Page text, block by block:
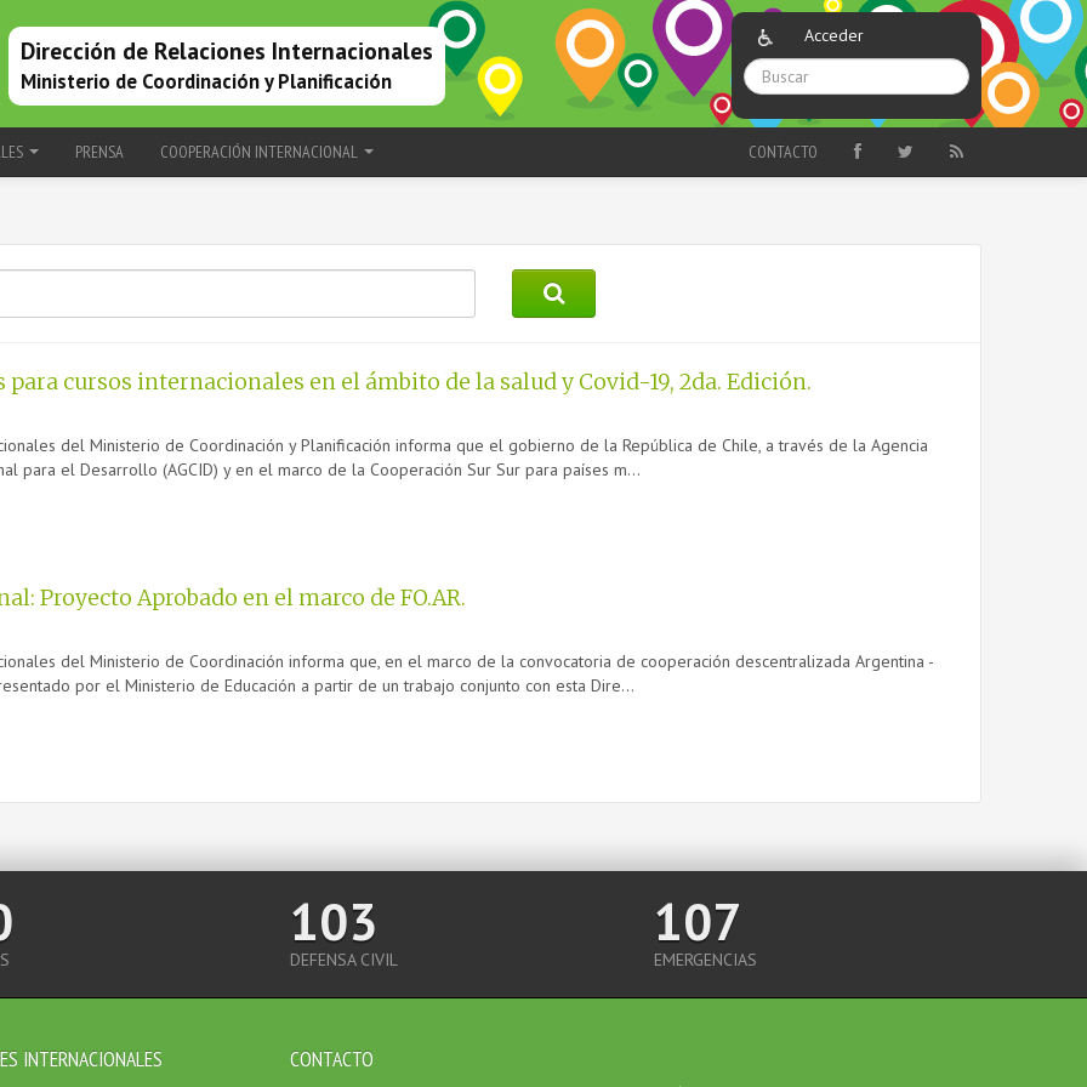
Acceder
Dirección de Relaciones Internacionales
Ministerio de Coordinación y Planificación
PRENSA COOPERACIÓN INTERNACIONAL CONTACTO
para cursos internacionales en el ámbito de la salud y Covid-19, 2da. Edición.
del Ministerio de Coordinación y Planificación informa que el gobierno de la República de Chile, a través de la Agencia
para el Desarrollo (AGCID) y en el marco de la Cooperación Sur Sur para países m...
Proyecto Aprobado en el marco de FO.AR.
del Ministerio de Coordinación informa que, en el marco de la convocatoria de cooperación descentralizada Argentina -
por el Ministerio de Educación a partir de un trabajo conjunto con esta Dire...
103
DEFENSA CIVIL
107
EMERGENCIAS
INTERNACIONALES CONTACTO